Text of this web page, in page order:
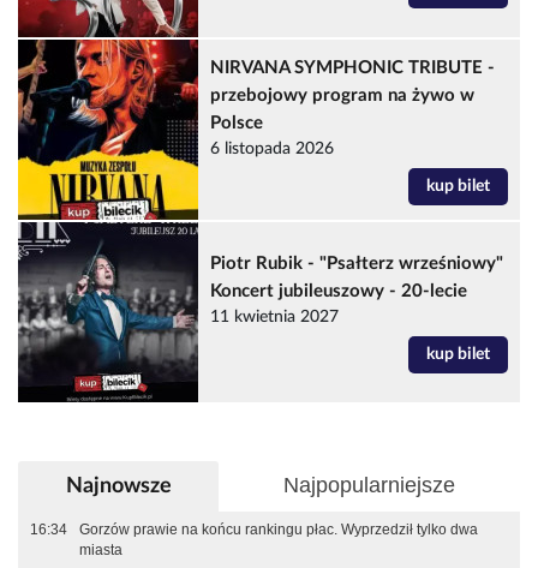
NIRVANA SYMPHONIC TRIBUTE -
przebojowy program na żywo w
Polsce
6 listopada 2026
kup bilet
Piotr Rubik - "Psałterz wrześniowy"
Koncert jubileuszowy - 20-lecie
11 kwietnia 2027
kup bilet
Najnowsze Najpopularniejsze
16:34
Gorzów prawie na końcu rankingu płac. Wyprzedził tylko dwa
miasta